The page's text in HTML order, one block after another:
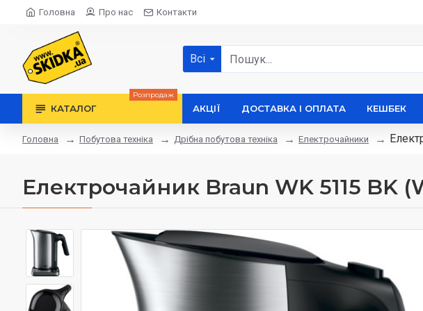
Головна Про нас Контакти
Всі
КАТАЛОГ
Розпродаж
АКЦІЇ ДОСТАВКА І ОПЛАТА КЕШБЕК
Головна Побутова техніка Дрібна побутова техніка Електрочайники
Електрочайник Braun WK 5115 BK